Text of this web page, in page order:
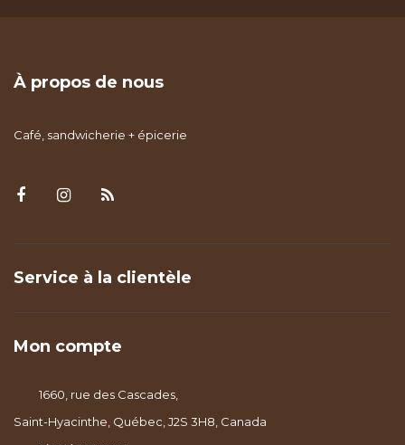
À propos de nous
Café, sandwicherie + épicerie
Service à la clientèle
Mon compte
1660, rue des Cascades,
Saint-Hyacinthe, Québec, J2S 3H8, Canada